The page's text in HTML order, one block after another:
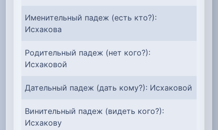
Именительный падеж (есть кто?):
Исхакова
Родительный падеж (нет кого?):
Исхаковой
Дательный падеж (дать кому?): Исхаковой
Винительный падеж (видеть кого?):
Исхакову